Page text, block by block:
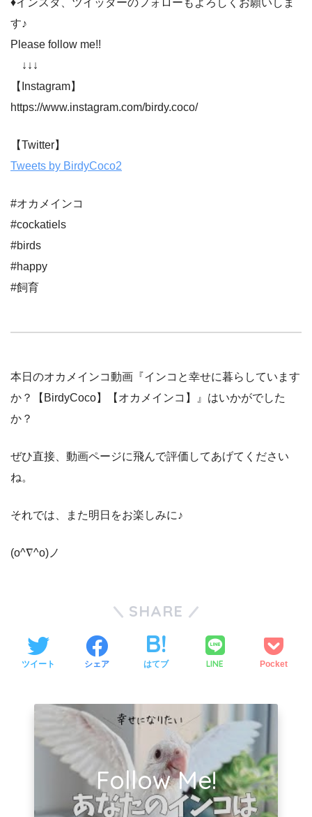
♦インスタ、ツイッターのフォローもよろしくお願いしま
す♪
Please follow me!!
↓↓↓
【Instagram】
https://www.instagram.com/birdy.coco/
【Twitter】
Tweets by BirdyCoco2
#オカメインコ
#cockatiels
#birds
#happy
#飼育
本日のオカメインコ動画『インコと幸せに暮らしています
か？【BirdyCoco】【オカメインコ】』はいかがでした
か？
ぜひ直接、動画ページに飛んで評価してあげてください
ね。
それでは、また明日をお楽しみに♪
(o^∇^o)ノ
SHARE
ツイート シェア はてブ LINE Pocket
Follow Me!